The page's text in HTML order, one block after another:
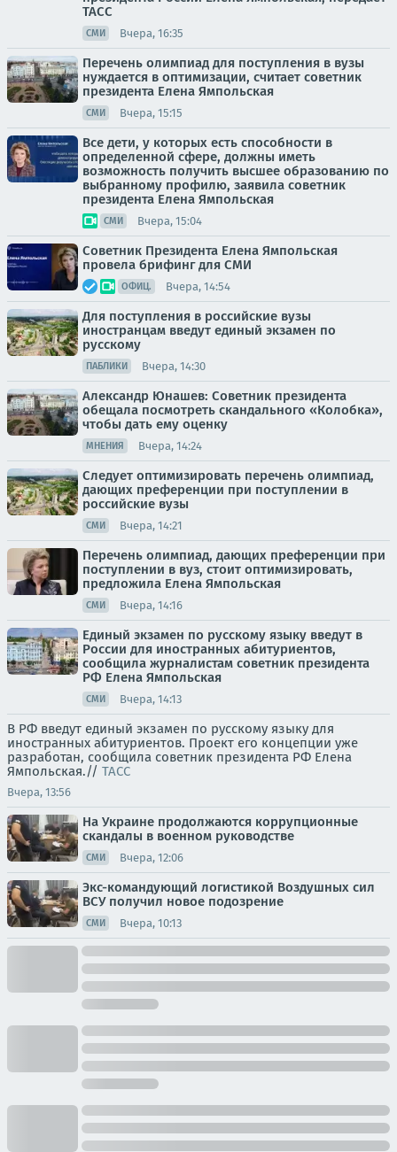
ТАСС
СМИ Вчера, 16:35
Перечень олимпиад для поступления в вузы
нуждается в оптимизации, считает советник
президента Елена Ямпольская
СМИ Вчера, 15:15
Все дети, у которых есть способности в
определенной сфере, должны иметь
возможность получить высшее образованию по
выбранному профилю, заявила советник
президента Елена Ямпольская
СМИ Вчера, 15:04
Советник Президента Елена Ямпольская
провела брифинг для СМИ
ОФИЦ. Вчера, 14:54
Для поступления в российские вузы
иностранцам введут единый экзамен по
русскому
ПАБЛИКИ Вчера, 14:30
Александр Юнашев: Советник президента
обещала посмотреть скандального «Колобка»,
чтобы дать ему оценку
МНЕНИЯ Вчера, 14:24
Следует оптимизировать перечень олимпиад,
дающих преференции при поступлении в
российские вузы
СМИ Вчера, 14:21
Перечень олимпиад, дающих преференции при
поступлении в вуз, стоит оптимизировать,
предложила Елена Ямпольская
СМИ Вчера, 14:16
Единый экзамен по русскому языку введут в
России для иностранных абитуриентов,
сообщила журналистам советник президента
РФ Елена Ямпольская
СМИ Вчера, 14:13
В РФ введут единый экзамен по русскому языку для
иностранных абитуриентов. Проект его концепции уже
разработан, сообщила советник президента РФ Елена
Ямпольская.// ТАСС
Вчера, 13:56
На Украине продолжаются коррупционные
скандалы в военном руководстве
СМИ Вчера, 12:06
Экс-командующий логистикой Воздушных сил
ВСУ получил новое подозрение
СМИ Вчера, 10:13